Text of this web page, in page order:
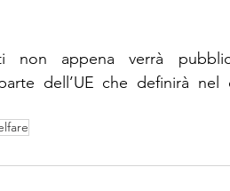
non appena verrà
dell’UE che definirà